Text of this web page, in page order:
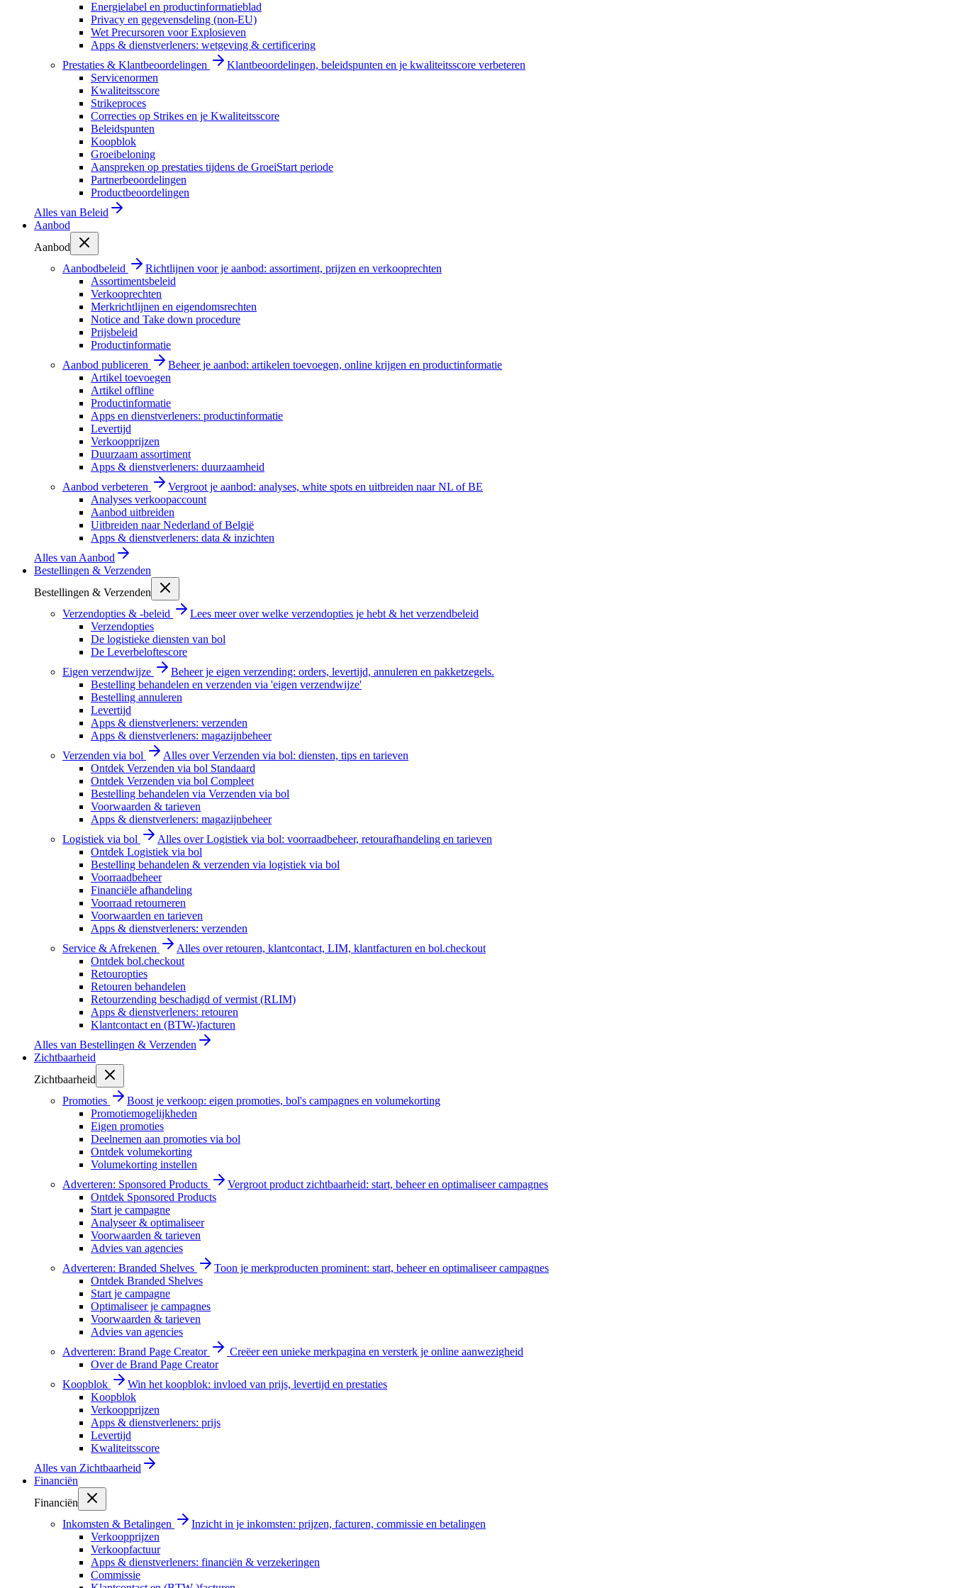
Energielabel en productinformatieblad
Privacy en gegevensdeling (non-EU)
Wet Precursoren voor Explosieven
Apps & dienstverleners: wetgeving & certificering
Prestaties & Klantbeoordelingen
Klantbeoordelingen, beleidspunten en je kwaliteitsscore verbeteren
Servicenormen
Kwaliteitsscore
Strikeproces
Correcties op Strikes en je Kwaliteitsscore
Beleidspunten
Koopblok
Groeibeloning
Aanspreken op prestaties tijdens de GroeiStart periode
Partnerbeoordelingen
Productbeoordelingen
Alles van Beleid
Aanbod
Aanbod
Aanbodbeleid
Richtlijnen voor je aanbod: assortiment, prijzen en verkooprechten
Assortimentsbeleid
Verkooprechten
Merkrichtlijnen en eigendomsrechten
Notice and Take down procedure
Prijsbeleid
Productinformatie
Aanbod publiceren
Beheer je aanbod: artikelen toevoegen, online krijgen en productinformatie
Artikel toevoegen
Artikel offline
Productinformatie
Apps en dienstverleners: productinformatie
Levertijd
Verkoopprijzen
Duurzaam assortiment
Apps & dienstverleners: duurzaamheid
Aanbod verbeteren
Vergroot je aanbod: analyses, white spots en uitbreiden naar NL of BE
Analyses verkoopaccount
Aanbod uitbreiden
Uitbreiden naar Nederland of België
Apps & dienstverleners: data & inzichten
Alles van Aanbod
Bestellingen & Verzenden
Bestellingen & Verzenden
Verzendopties & -beleid
Lees meer over welke verzendopties je hebt & het verzendbeleid
Verzendopties
De logistieke diensten van bol
De Leverbeloftescore
Eigen verzendwijze
Beheer je eigen verzending: orders, levertijd, annuleren en pakketzegels.
Bestelling behandelen en verzenden via 'eigen verzendwijze'
Bestelling annuleren
Levertijd
Apps & dienstverleners: verzenden
Apps & dienstverleners: magazijnbeheer
Verzenden via bol
Alles over Verzenden via bol: diensten, tips en tarieven
Ontdek Verzenden via bol Standaard
Ontdek Verzenden via bol Compleet
Bestelling behandelen via Verzenden via bol
Voorwaarden & tarieven
Apps & dienstverleners: magazijnbeheer
Logistiek via bol
Alles over Logistiek via bol: voorraadbeheer, retourafhandeling en tarieven
Ontdek Logistiek via bol
Bestelling behandelen & verzenden via logistiek via bol
Voorraadbeheer
Financiële afhandeling
Voorraad retourneren
Voorwaarden en tarieven
Apps & dienstverleners: verzenden
Service & Afrekenen
Alles over retouren, klantcontact, LIM, klantfacturen en bol.checkout
Ontdek bol.checkout
Retouropties
Retouren behandelen
Retourzending beschadigd of vermist (RLIM)
Apps & dienstverleners: retouren
Klantcontact en (BTW-)facturen
Alles van Bestellingen & Verzenden
Zichtbaarheid
Zichtbaarheid
Promoties
Boost je verkoop: eigen promoties, bol's campagnes en volumekorting
Promotiemogelijkheden
Eigen promoties
Deelnemen aan promoties via bol
Ontdek volumekorting
Volumekorting instellen
Adverteren: Sponsored Products
Vergroot product zichtbaarheid: start, beheer en optimaliseer campagnes
Ontdek Sponsored Products
Start je campagne
Analyseer & optimaliseer
Voorwaarden & tarieven
Advies van agencies
Adverteren: Branded Shelves
Toon je merkproducten prominent: start, beheer en optimaliseer campagnes
Ontdek Branded Shelves
Start je campagne
Optimaliseer je campagnes
Voorwaarden & tarieven
Advies van agencies
Adverteren: Brand Page Creator
Creëer een unieke merkpagina en versterk je online aanwezigheid
Over de Brand Page Creator
Koopblok
Win het koopblok: invloed van prijs, levertijd en prestaties
Koopblok
Verkoopprijzen
Apps & dienstverleners: prijs
Levertijd
Kwaliteitsscore
Alles van Zichtbaarheid
Financiën
Financiën
Inkomsten & Betalingen
Inzicht in je inkomsten: prijzen, facturen, commissie en betalingen
Verkoopprijzen
Verkoopfactuur
Apps & dienstverleners: financiën & verzekeringen
Commissie